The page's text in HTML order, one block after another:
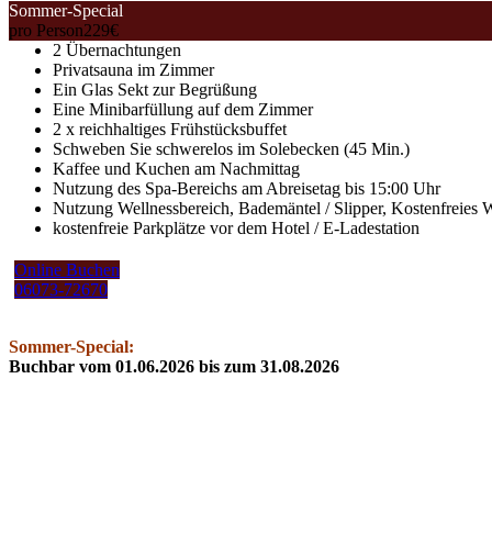
Sommer-Special
pro Person229€
2 Übernachtungen
Privatsauna im Zimmer
Ein Glas Sekt zur Begrüßung
Eine Minibarfüllung auf dem Zimmer
2 x reichhaltiges Frühstücksbuffet
Schweben Sie schwerelos im Solebecken (45 Min.)
Kaffee und Kuchen am Nachmittag
Nutzung des Spa-Bereichs am Abreisetag bis 15:00 Uhr
Nutzung Wellnessbereich, Bademäntel / Slipper, Kostenfreies
kostenfreie Parkplätze vor dem Hotel / E-Ladestation
Online Buchen
06073-72670
Sommer-Special:
Buchbar vom 01.06.2026 bis zum 31.08.2026